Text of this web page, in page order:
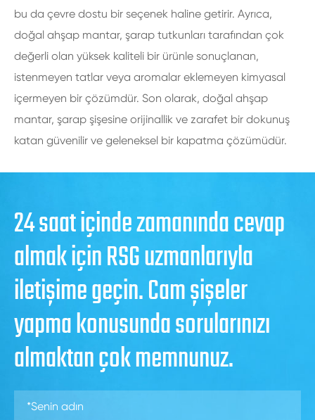
bu da çevre dostu bir seçenek haline getirir. Ayrıca,
doğal ahşap mantar, şarap tutkunları tarafından çok
değerli olan yüksek kaliteli bir ürünle sonuçlanan,
istenmeyen tatlar veya aromalar eklemeyen kimyasal
içermeyen bir çözümdür. Son olarak, doğal ahşap
mantar, şarap şişesine orijinallik ve zarafet bir dokunuş
katan güvenilir ve geleneksel bir kapatma çözümüdür.
24 saat içinde zamanında cevap
almak için RSG uzmanlarıyla
iletişime geçin. Cam şişeler
yapma konusunda sorularınızı
almaktan çok memnunuz.